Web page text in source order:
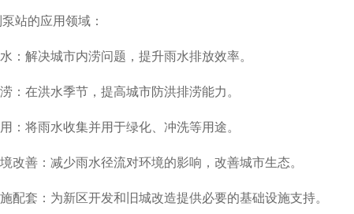
的应用领域：
解决城市内涝问题，提升雨水排放效率。
在洪水季节，提高城市防洪排涝能力。
将雨水收集并用于绿化、冲洗等用途。
善：减少雨水径流对环境的影响，改善城市生态。
套：为新区开发和旧城改造提供必要的基础设施支持。